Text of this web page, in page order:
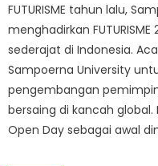
FUTURISME tahun lalu,
menghadirkan
sederajat di Indonesia.
Sampoerna University
pengembangan
bersaing di kancah
Open Day sebagai awal